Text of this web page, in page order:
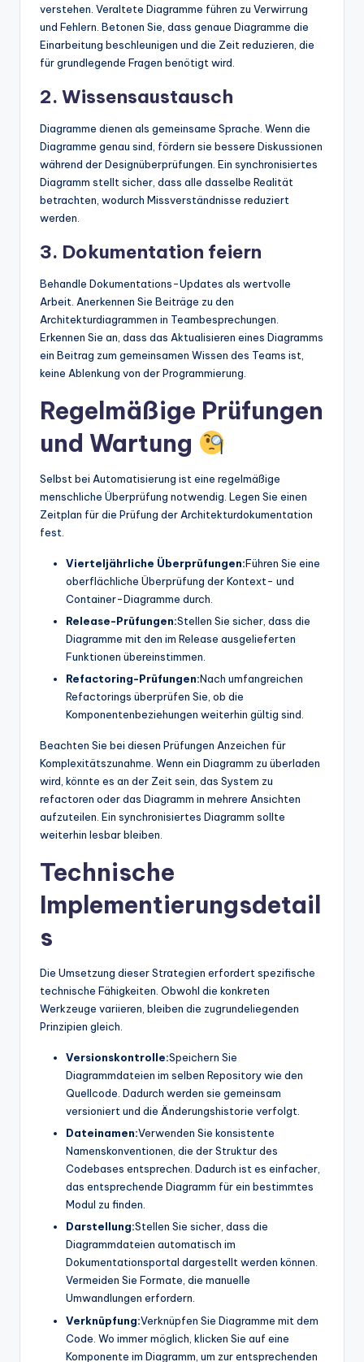
verstehen. Veraltete Diagramme führen zu Verwirrung
und Fehlern. Betonen Sie, dass genaue Diagramme die
Einarbeitung beschleunigen und die Zeit reduzieren, die
für grundlegende Fragen benötigt wird.
2. Wissensaustausch
Diagramme dienen als gemeinsame Sprache. Wenn die
Diagramme genau sind, fördern sie bessere Diskussionen
während der Designüberprüfungen. Ein synchronisiertes
Diagramm stellt sicher, dass alle dasselbe Realität
betrachten, wodurch Missverständnisse reduziert
werden.
3. Dokumentation feiern
Behandle Dokumentations-Updates als wertvolle
Arbeit. Anerkennen Sie Beiträge zu den
Architekturdiagrammen in Teambesprechungen.
Erkennen Sie an, dass das Aktualisieren eines Diagramms
ein Beitrag zum gemeinsamen Wissen des Teams ist,
keine Ablenkung von der Programmierung.
Regelmäßige Prüfungen
und Wartung
Selbst bei Automatisierung ist eine regelmäßige
menschliche Überprüfung notwendig. Legen Sie einen
Zeitplan für die Prüfung der Architekturdokumentation
fest.
Vierteljährliche Überprüfungen:Führen Sie eine
oberflächliche Überprüfung der Kontext- und
Container-Diagramme durch.
Release-Prüfungen:Stellen Sie sicher, dass die
Diagramme mit den im Release ausgelieferten
Funktionen übereinstimmen.
Refactoring-Prüfungen:Nach umfangreichen
Refactorings überprüfen Sie, ob die
Komponentenbeziehungen weiterhin gültig sind.
Beachten Sie bei diesen Prüfungen Anzeichen für
Komplexitätszunahme. Wenn ein Diagramm zu überladen
wird, könnte es an der Zeit sein, das System zu
refactoren oder das Diagramm in mehrere Ansichten
aufzuteilen. Ein synchronisiertes Diagramm sollte
weiterhin lesbar bleiben.
Technische
Implementierungsdetail
s
Die Umsetzung dieser Strategien erfordert spezifische
technische Fähigkeiten. Obwohl die konkreten
Werkzeuge variieren, bleiben die zugrundeliegenden
Prinzipien gleich.
Versionskontrolle:Speichern Sie
Diagrammdateien im selben Repository wie den
Quellcode. Dadurch werden sie gemeinsam
versioniert und die Änderungshistorie verfolgt.
Dateinamen:Verwenden Sie konsistente
Namenskonventionen, die der Struktur des
Codebases entsprechen. Dadurch ist es einfacher,
das entsprechende Diagramm für ein bestimmtes
Modul zu finden.
Darstellung:Stellen Sie sicher, dass die
Diagrammdateien automatisch im
Dokumentationsportal dargestellt werden können.
Vermeiden Sie Formate, die manuelle
Umwandlungen erfordern.
Verknüpfung:Verknüpfen Sie Diagramme mit dem
Code. Wo immer möglich, klicken Sie auf eine
Komponente im Diagramm, um zur entsprechenden